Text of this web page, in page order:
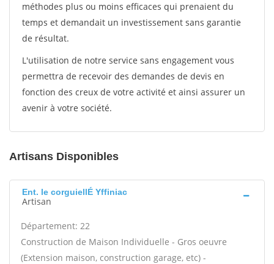
méthodes plus ou moins efficaces qui prenaient du
temps et demandait un investissement sans garantie
de résultat.
L'utilisation de notre service sans engagement vous
permettra de recevoir des demandes de devis en
fonction des creux de votre activité et ainsi assurer un
avenir à votre société.
Artisans Disponibles
Ent. le corguiellÉ Yffiniac
Artisan
Département: 22
Construction de Maison Individuelle - Gros oeuvre
(Extension maison, construction garage, etc) -